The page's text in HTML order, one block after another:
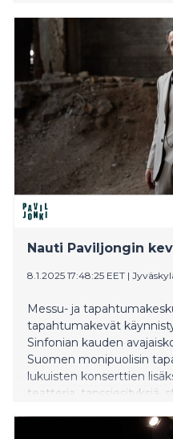
ammattilaisille ja alan
Nauti Paviljongin
8.1.2025 17:48:25 EET |
Messu- ja
tapahtumakevät
Sinfonian kauden
Suomen monipuolisin
lukuisten konserttien
teatteria, tanssiesityksiä,